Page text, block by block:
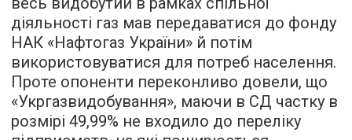
діяльності газ мав передаватися до фонду
НАК «Нафтогаз України» й потім
використовуватися для потреб населення.
Проте опоненти переконливо довели, що
«Укргазвидобування», маючи в СД частку в
розмірі 49,99% не входило до переліку